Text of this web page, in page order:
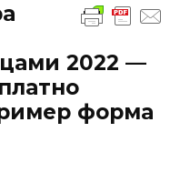
2022 —
форма